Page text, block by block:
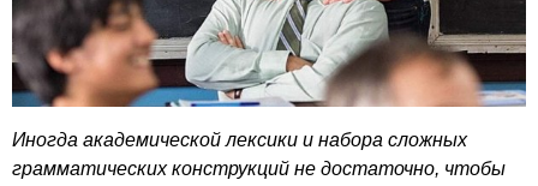
Иногда академической лексики и набора сложных
грамматических конструкций не достаточно, чтобы